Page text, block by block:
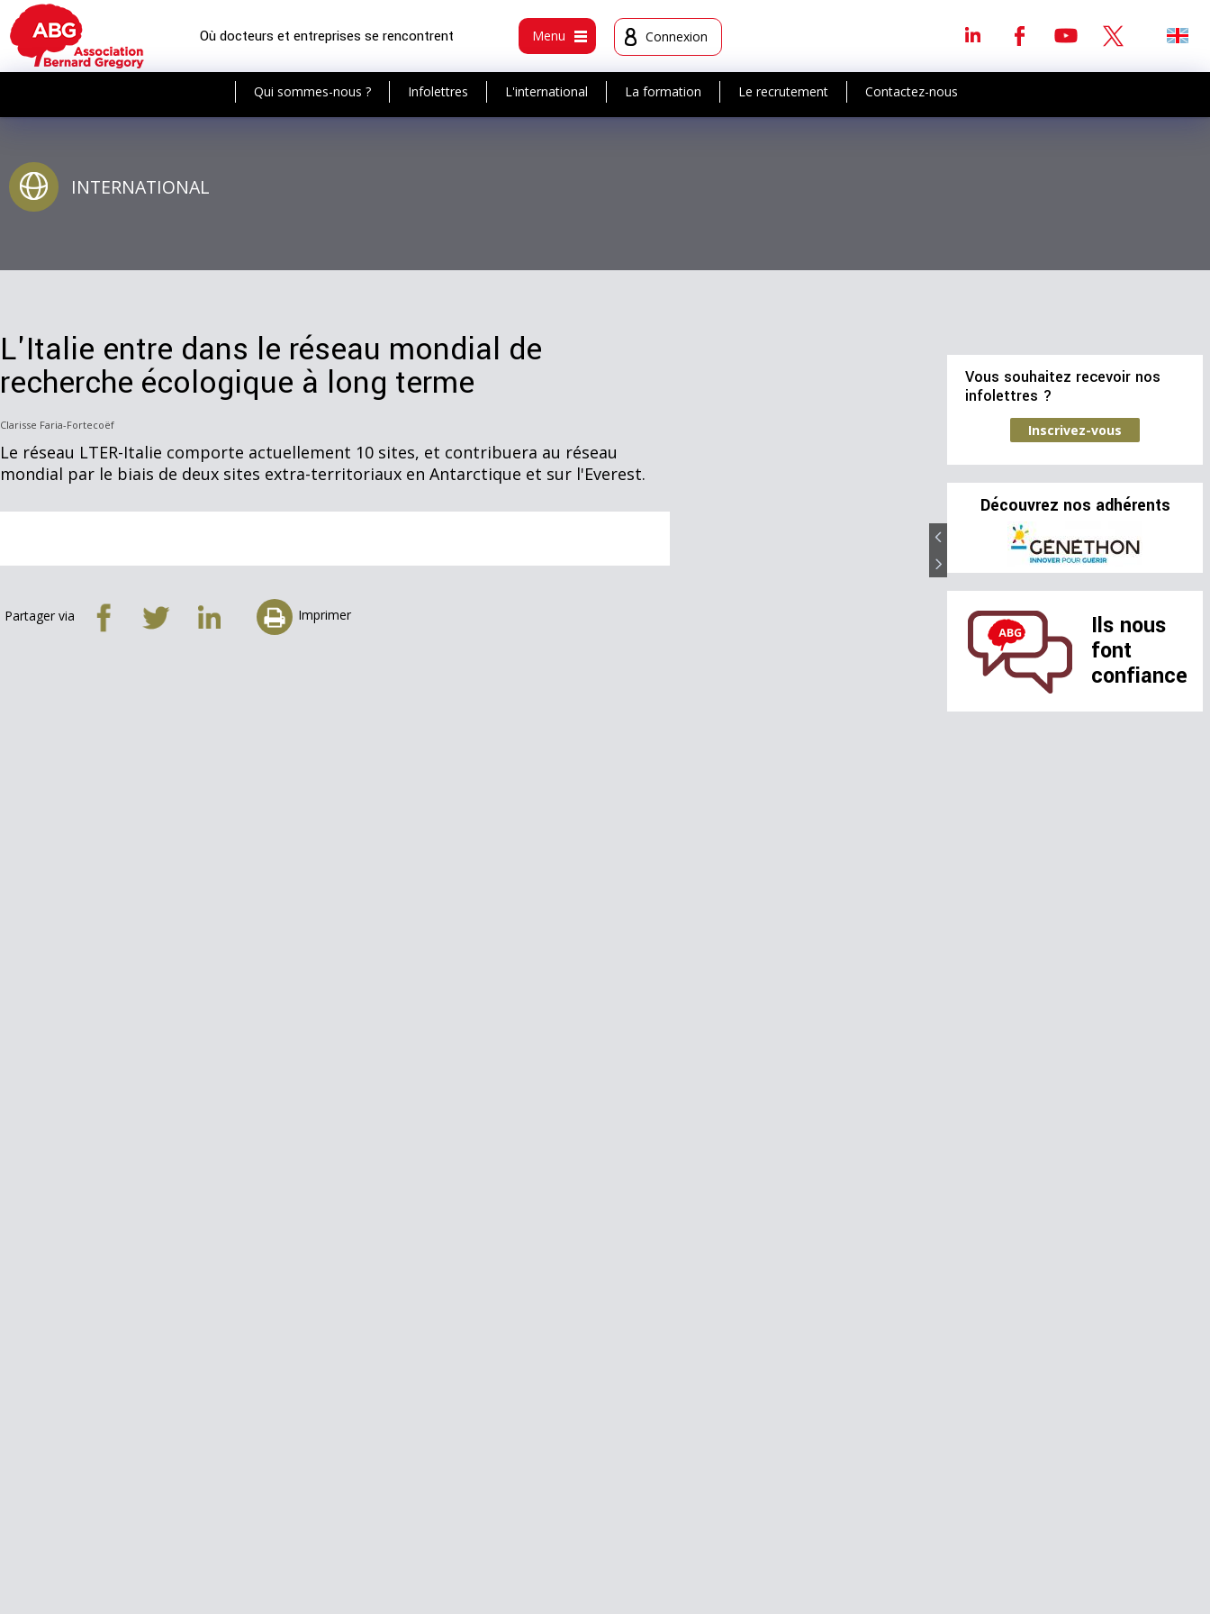
Où docteurs et entreprises se rencontrent Menu Connexion
Qui sommes-nous ? Infolettres L'international La formation Le recrutement Contactez-nous
INTERNATIONAL
L'Italie entre dans le réseau mondial de
recherche écologique à long terme
Clarisse Faria-Fortecoëf
Le réseau LTER-Italie comporte actuellement 10 sites, et contribuera au réseau
mondial par le biais de deux sites extra-territoriaux en Antarctique et sur l'Everest.
Partager via Imprimer
Vous souhaitez recevoir nos
infolettres ?
Inscrivez-vous
Découvrez nos adhérents
Ils nous
font
confiance